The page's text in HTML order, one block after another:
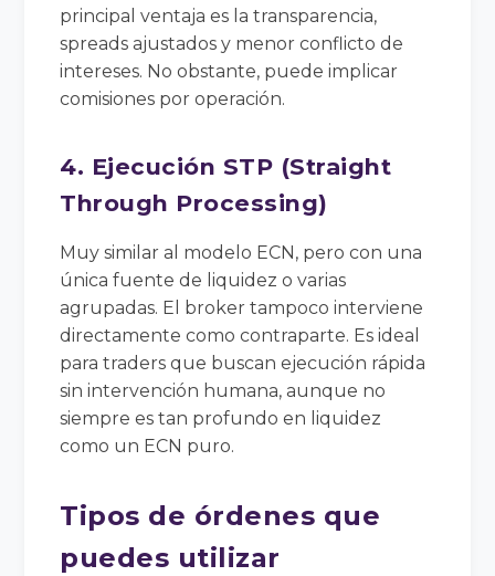
principal ventaja es la transparencia,
spreads ajustados y menor conflicto de
intereses. No obstante, puede implicar
comisiones por operación.
4. Ejecución STP (Straight
Through Processing)
Muy similar al modelo ECN, pero con una
única fuente de liquidez o varias
agrupadas. El broker tampoco interviene
directamente como contraparte. Es ideal
para traders que buscan ejecución rápida
sin intervención humana, aunque no
siempre es tan profundo en liquidez
como un ECN puro.
Tipos de órdenes que
puedes utilizar